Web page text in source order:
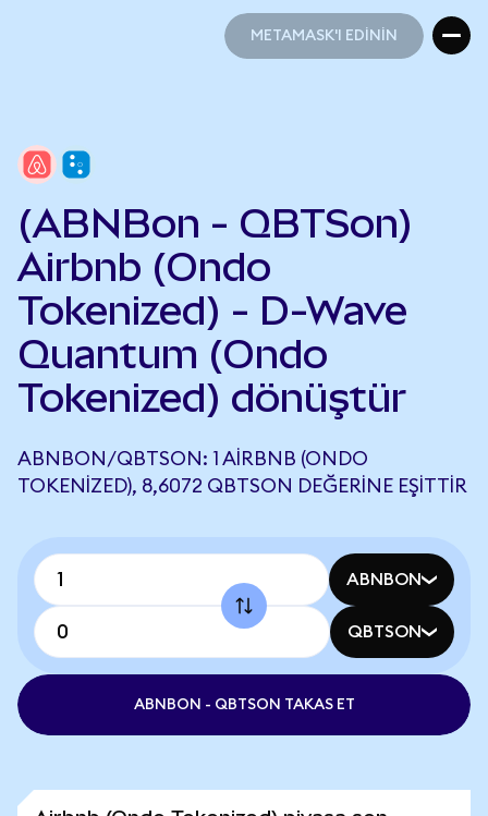
METAMASK'I EDİNİN
(ABNBon - QBTSon)
Airbnb (Ondo
Tokenized) - D-Wave
Quantum (Ondo
Tokenized) dönüştür
ABNBON/QBTSON: 1 AIRBNB (ONDO
TOKENIZED), 8,6072 QBTSON DEĞERINE EŞITTIR
ABNBON
QBTSON
ABNBON - QBTSON TAKAS ET